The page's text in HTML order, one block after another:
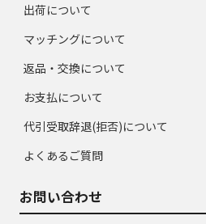
出荷について
マッチングについて
返品・交換について
お支払について
代引受取辞退(拒否)について
よくあるご質問
お問い合わせ